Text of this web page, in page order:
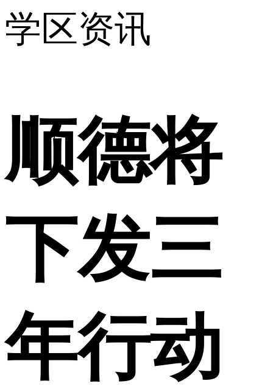
学区资讯
顺德将
下发三
年行动